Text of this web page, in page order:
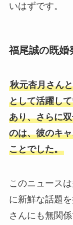
いはずです。
福尾誠の既婚
秋元杏月さん
として活躍し
あり、さらに
のは、彼のキ
ことでした。
このニュース
に新鮮な話題
さんにも無関